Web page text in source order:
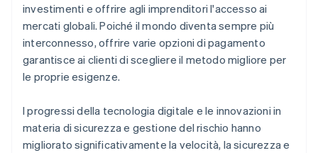
investimenti e offrire agli imprenditori l'accesso ai
mercati globali. Poiché il mondo diventa sempre più
interconnesso, offrire varie opzioni di pagamento
garantisce ai clienti di scegliere il metodo migliore per
le proprie esigenze.
I progressi della tecnologia digitale e le innovazioni in
materia di sicurezza e gestione del rischio hanno
migliorato significativamente la velocità, la sicurezza e